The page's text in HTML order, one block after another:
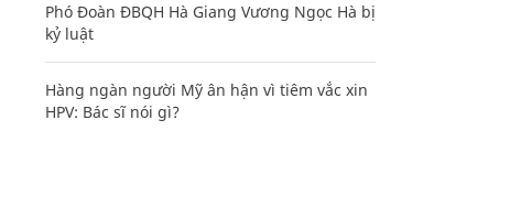
Phó Đoàn ĐBQH Hà Giang Vương Ngọc Hà bị
kỷ luật
Hàng ngàn người Mỹ ân hận vì tiêm vắc xin
HPV: Bác sĩ nói gì?